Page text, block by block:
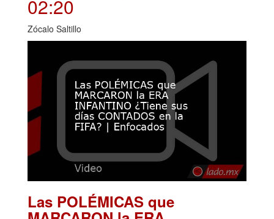
02:20
Zócalo Saltillo
Las POLÉMICAS que